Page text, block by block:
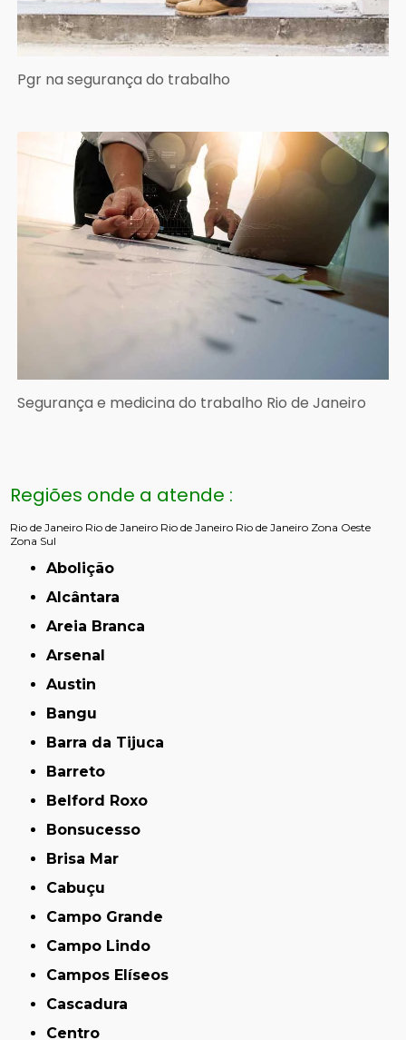
Pgr na segurança do trabalho
Segurança e medicina do trabalho Rio de Janeiro
Regiões onde a atende :
Rio de Janeiro Rio de Janeiro Rio de Janeiro Rio de Janeiro Zona Oeste
Zona Sul
Abolição
Alcântara
Areia Branca
Arsenal
Austin
Bangu
Barra da Tijuca
Barreto
Belford Roxo
Bonsucesso
Brisa Mar
Cabuçu
Campo Grande
Campo Lindo
Campos Elíseos
Cascadura
Centro